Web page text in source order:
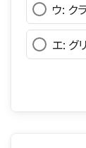
ウ: ク
エ: グ